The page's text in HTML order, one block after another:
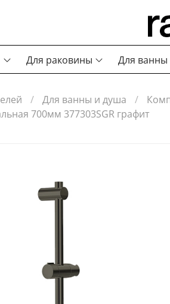
Для раковины Для ванны
Для ванны и душа
700мм 377303SGR графит